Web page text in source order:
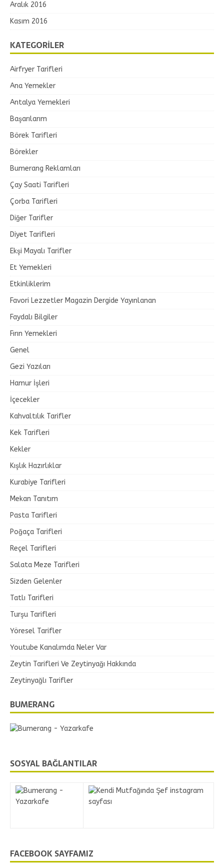
Aralık 2016
Kasım 2016
KATEGORILER
Airfryer Tarifleri
Ana Yemekler
Antalya Yemekleri
Başarılarım
Börek Tarifleri
Börekler
Bumerang Reklamları
Çay Saati Tarifleri
Çorba Tarifleri
Diğer Tarifler
Diyet Tarifleri
Ekşi Mayalı Tarifler
Et Yemekleri
Etkinliklerim
Favori Lezzetler Magazin Dergide Yayınlanan
Faydalı Bilgiler
Fırın Yemekleri
Genel
Gezi Yazıları
Hamur İşleri
İçecekler
Kahvaltılık Tarifler
Kek Tarifleri
Kekler
Kışlık Hazırlıklar
Kurabiye Tarifleri
Mekan Tanıtım
Pasta Tarifleri
Poğaça Tarifleri
Reçel Tarifleri
Salata Meze Tarifleri
Sizden Gelenler
Tatlı Tarifleri
Turşu Tarifleri
Yöresel Tarifler
Youtube Kanalımda Neler Var
Zeytin Tarifleri Ve Zeytinyağı Hakkında
Zeytinyağlı Tarifler
BUMERANG
SOSYAL BAĞLANTILAR
FACEBOOK SAYFAMIZ